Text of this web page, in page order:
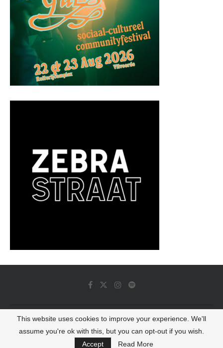
© 2022 - Luminous Dash All Rights Reserved
BACK TO TOP
This website uses cookies to improve your experience. We'll
assume you're ok with this, but you can opt-out if you wish.
Accept
Read More